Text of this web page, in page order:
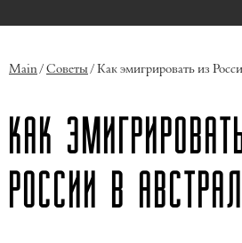
Main/ Советы / Как эмигрировать из
КАК
РОССИИ В